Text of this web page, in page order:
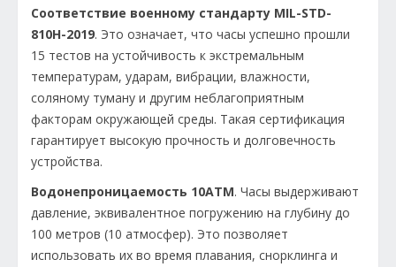
Соответствие военному стандарту MIL-STD-
810H-2019. Это означает, что часы успешно прошли
15 тестов на устойчивость к экстремальным
температурам, ударам, вибрации, влажности,
соляному туману и другим неблагоприятным
факторам окружающей среды. Такая сертификация
гарантирует высокую прочность и долговечность
устройства.
Водонепроницаемость 10ATM. Часы выдерживают
давление, эквивалентное погружению на глубину до
100 метров (10 атмосфер). Это позволяет
использовать их во время плавания, снорклинга и